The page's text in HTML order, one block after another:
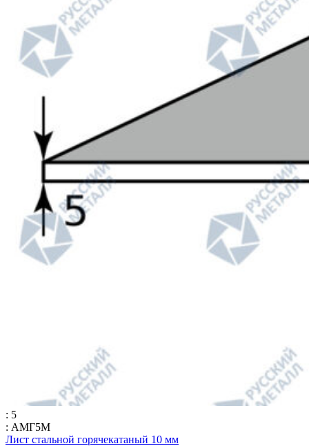
: 5
: АМГ5М
Лист стальной горячекатаный 10 мм